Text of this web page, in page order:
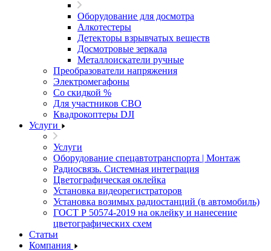
Оборудование для досмотра
Алкотестеры
Детекторы взрывчатых веществ
Досмотровые зеркала
Металлоискатели ручные
Преобразователи напряжения
Электромегафоны
Со скидкой %
Для участников СВО
Квадрокоптеры DJI
Услуги
Услуги
Оборудование спецавтотранспорта | Монтаж
Радиосвязь. Системная интеграция
Цветографическая оклейка
Установка видеорегистраторов
Установка возимых радиостанций (в автомобиль)
ГОСТ Р 50574-2019 на оклейку и нанесение
цветографических схем
Статьи
Компания